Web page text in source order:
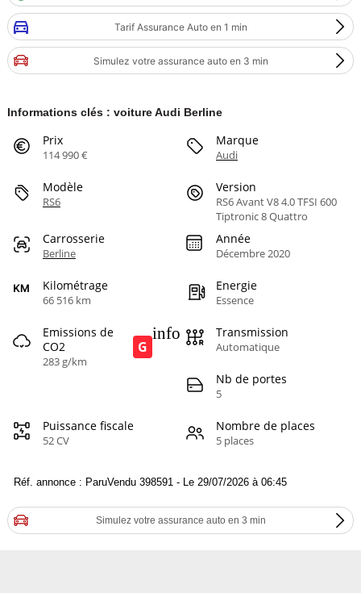
Tarif Assurance Auto en 1 min
Simulez votre assurance auto en 3 min
Informations clés : voiture Audi Berline
Prix
114 990 €
Marque
Audi
Modèle
RS6
Version
RS6 Avant V8 4.0 TFSI 600
Tiptronic 8 Quattro
Carrosserie
Berline
Année
Décembre 2020
Kilométrage
66 516 km
Energie
Essence
Emissions de
CO2
283 g/km
G
info Transmission
Automatique
Nb de portes
5
Puissance fiscale
52 CV
Nombre de places
5 places
Réf. annonce : ParuVendu 398591 - Le 29/07/2026 à 06:45
Simulez votre assurance auto en 3 min